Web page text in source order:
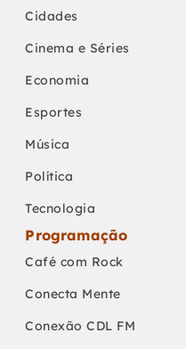
Cidades
Cinema e Séries
Economia
Esportes
Música
Política
Tecnologia
Programação
Café com Rock
Conecta Mente
Conexão CDL FM